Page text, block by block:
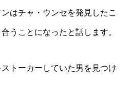
はチャ・ウンセを発見したこ
うことになったと話します。
トーカーしていた男を見つけ